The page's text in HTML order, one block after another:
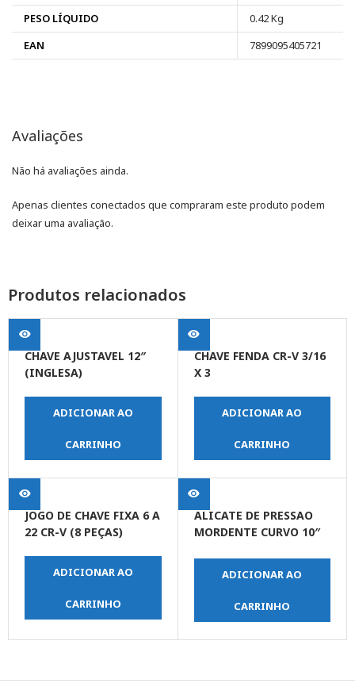
PESO LÍQUIDO
0.42 Kg
EAN
7899095405721
Avaliações
Não há avaliações ainda.
Apenas clientes conectados que compraram este produto podem
deixar uma avaliação.
Produtos relacionados
CHAVE AJUSTAVEL 12″
(INGLESA)
ADICIONAR AO
CARRINHO
CHAVE FENDA CR-V 3/16
X 3
ADICIONAR AO
CARRINHO
JOGO DE CHAVE FIXA 6 A
22 CR-V (8 PEÇAS)
ADICIONAR AO
CARRINHO
ALICATE DE PRESSAO
MORDENTE CURVO 10″
ADICIONAR AO
CARRINHO